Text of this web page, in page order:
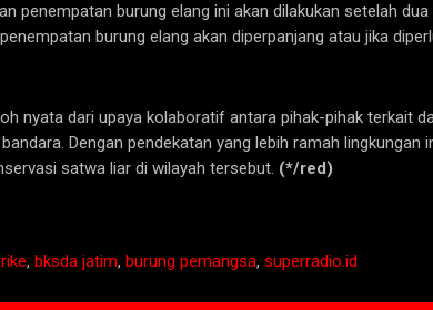
penempatan burung elang ini akan dilakukan setelah
burung elang akan diperpanjang atau jika
nyata dari upaya kolaboratif antara pihak-pihak terkait
Dengan pendekatan yang lebih ramah
satwa liar di wilayah tersebut. (*/red)
, bksda jatim, burung pemangsa, superradio.id